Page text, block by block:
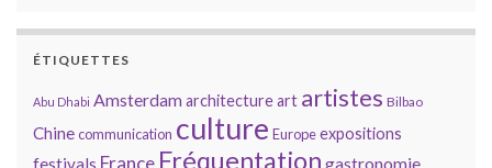
ÉTIQUETTES
Abu Dhabi Amsterdamarchitectureart artistes Bilbao
Chinecommunication culture Europeexpositions
Fréquentation gastronomie